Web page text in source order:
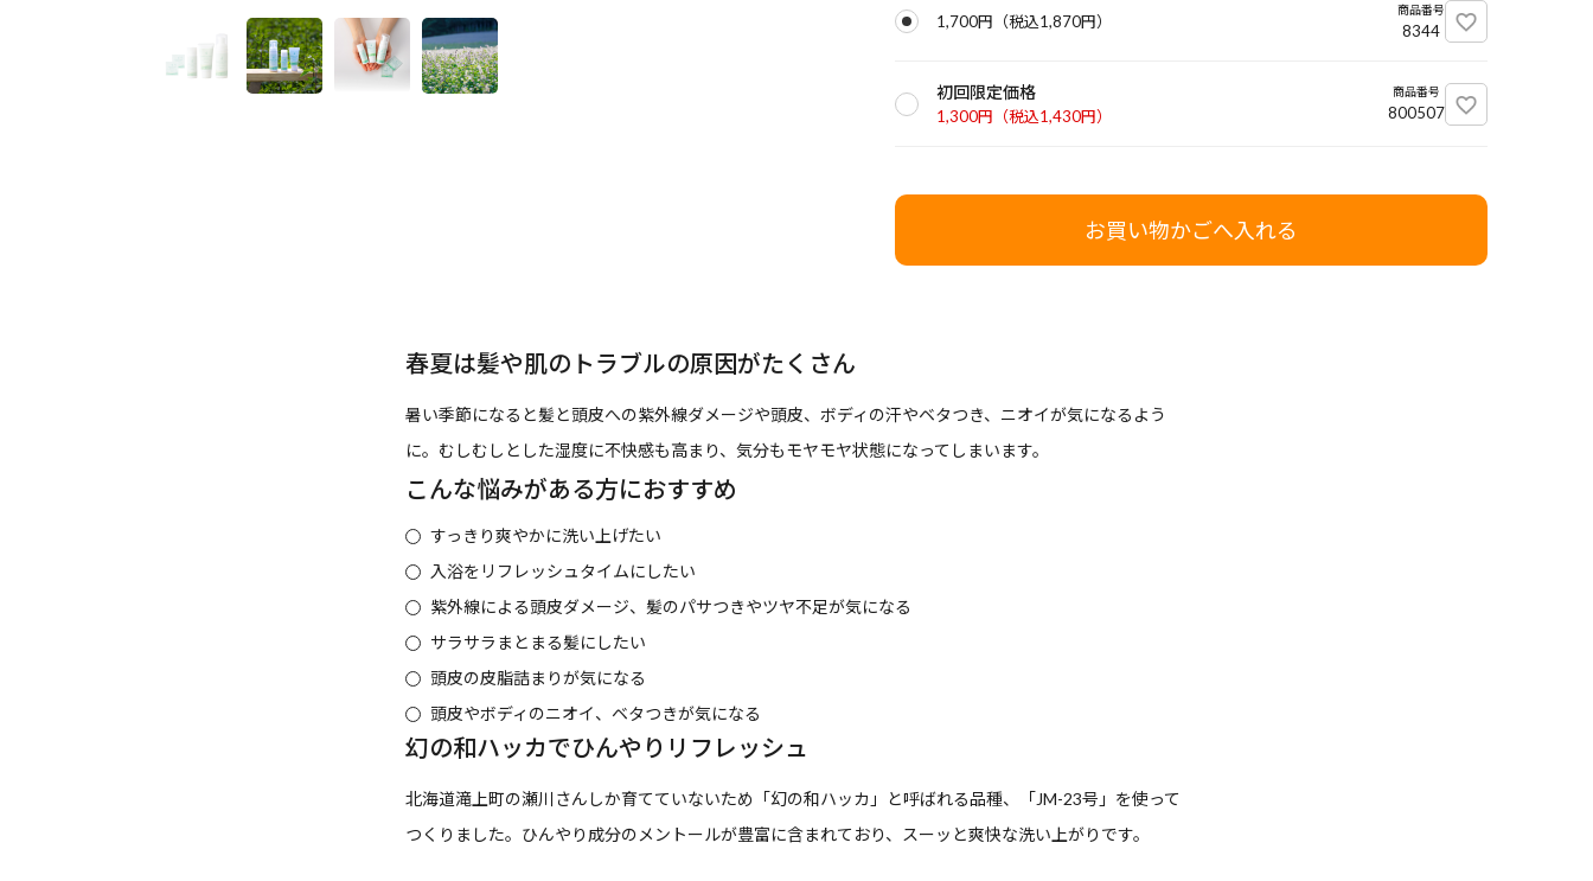
1,700円 （税込1,870円）
商品番号
8344
初回限定価格
1,300円 （税込1,430円）
商品番号
800507
お買い物かごへ入れる
春夏は髪や肌のトラブルの原因がたくさん
暑い季節になると髪と頭皮への紫外線ダメージや頭皮、ボディの汗やベタつき、ニオイが気になるよう
に。むしむしとした湿度に不快感も高まり、気分もモヤモヤ状態になってしまいます。
こんな悩みがある方におすすめ
すっきり爽やかに洗い上げたい
入浴をリフレッシュタイムにしたい
紫外線による頭皮ダメージ、髪のパサつきやツヤ不足が気になる
サラサラまとまる髪にしたい
頭皮の皮脂詰まりが気になる
頭皮やボディのニオイ、ベタつきが気になる
幻の和ハッカでひんやりリフレッシュ
北海道滝上町の瀬川さんしか育てていないため「幻の和ハッカ」と呼ばれる品種、「JM-23号」を使って
つくりました。ひんやり成分のメントールが豊富に含まれており、スーッと爽快な洗い上がりです。